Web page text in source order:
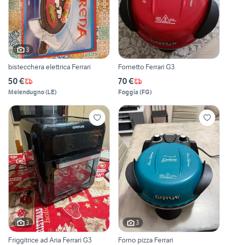
3
bistecchera elettrica Ferrari
50 €
Melendugno(LE)
Fornetto Ferrari G3
70 €
Foggia (FG)
3
Friggitrice ad Aria Ferrari G3
3
Forno pizza Ferrari